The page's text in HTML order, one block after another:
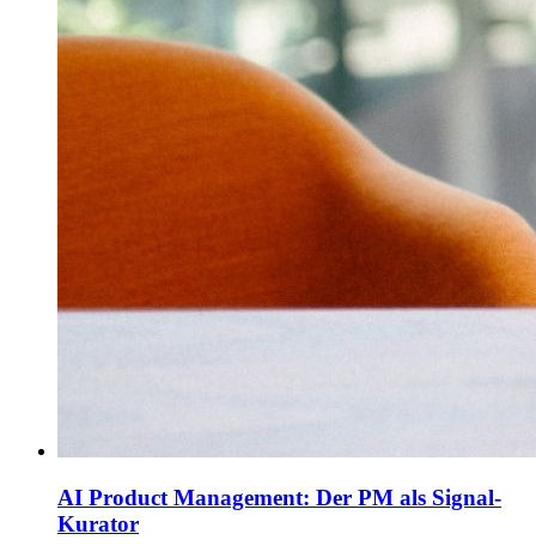
AI Product Management: Der PM als Signal-
Kurator